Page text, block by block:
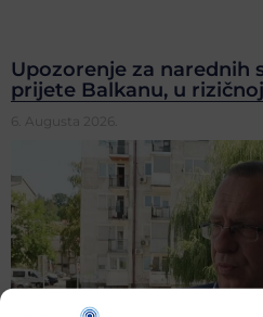
Upozorenje za narednih
prijete Balkanu, u
6. Augusta 2026.